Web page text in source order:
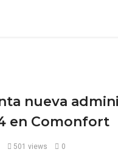
nueva
en Comonfort
501 views 0